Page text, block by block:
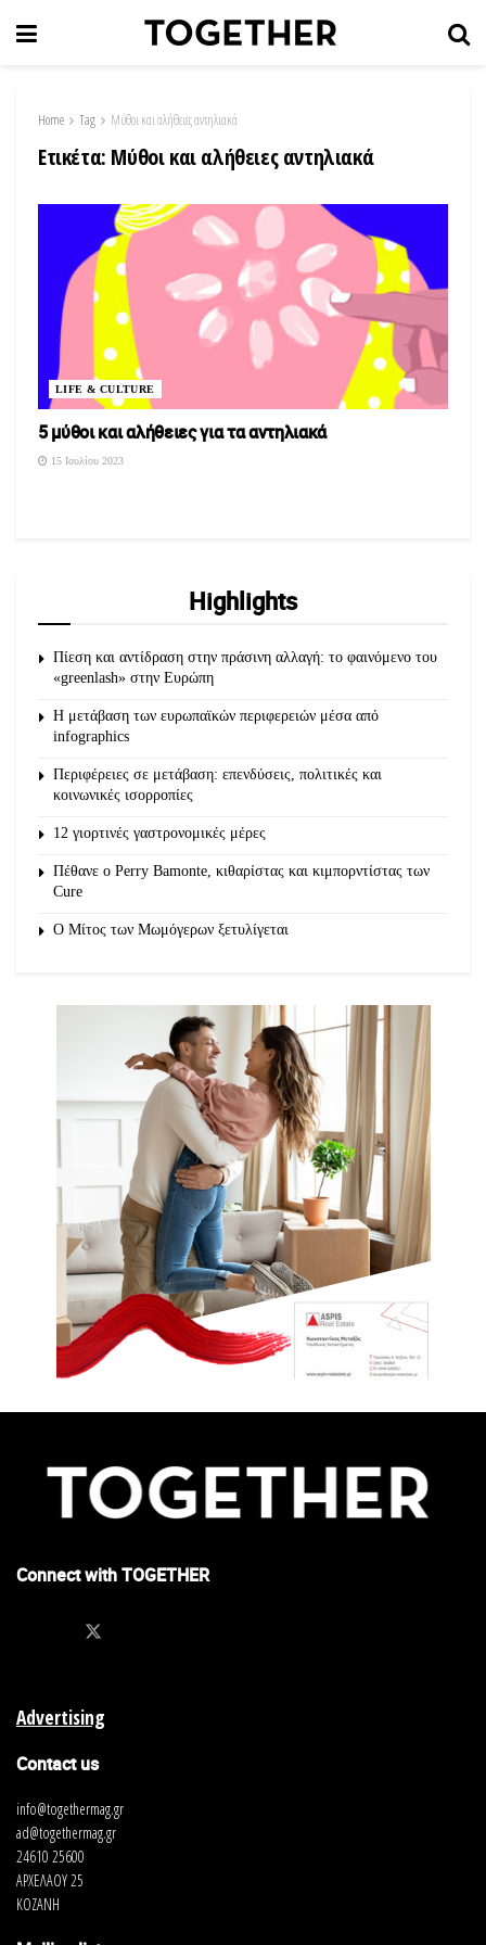
Home Tag Μύθοι και αλήθειες αντηλιακά
Ετικέτα: Μύθοι και αλήθειες αντηλιακά
LIFE & CULTURE
5 μύθοι και αλήθειες για τα αντηλιακά
15 Ιουλίου 2023
Highlights
Πίεση και αντίδραση στην πράσινη αλλαγή: το φαινόμενο του
«greenlash» στην Ευρώπη
Η μετάβαση των ευρωπαϊκών περιφερειών μέσα από
infographics
Περιφέρειες σε μετάβαση: επενδύσεις, πολιτικές και
κοινωνικές ισορροπίες
12 γιορτινές γαστρονομικές μέρες
Πέθανε ο Perry Bamonte, κιθαρίστας και κιμπορντίστας των
Cure
O Μίτος των Μωμόγερων ξετυλίγεται
Connect with TOGETHER
Advertising
Contact us
info@togethermag.gr
ad@togethermag.gr
24610 25600
ΑΡΧΕΛΑΟΥ 25
ΚΟΖΑΝΗ